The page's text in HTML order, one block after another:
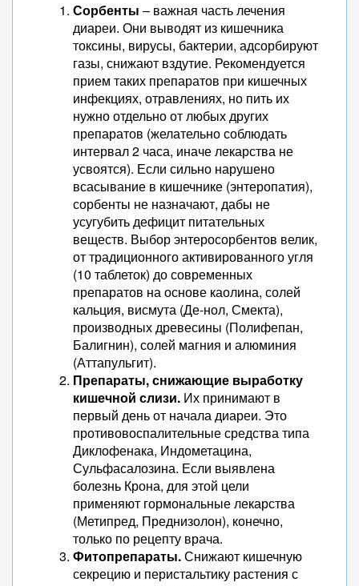
Сорбенты – важная часть лечения
диареи. Они выводят из кишечника
токсины, вирусы, бактерии, адсорбируют
газы, снижают вздутие. Рекомендуется
прием таких препаратов при кишечных
инфекциях, отравлениях, но пить их
нужно отдельно от любых других
препаратов (желательно соблюдать
интервал 2 часа, иначе лекарства не
усвоятся). Если сильно нарушено
всасывание в кишечнике (энтеропатия),
сорбенты не назначают, дабы не
усугубить дефицит питательных
веществ. Выбор энтеросорбентов велик,
от традиционного активированного угля
(10 таблеток) до современных
препаратов на основе каолина, солей
кальция, висмута (Де-нол, Смекта),
производных древесины (Полифепан,
Балигнин), солей магния и алюминия
(Аттапульгит).
Препараты, снижающие выработку
кишечной слизи. Их принимают в
первый день от начала диареи. Это
противовоспалительные средства типа
Диклофенака, Индометацина,
Сульфасалозина. Если выявлена
болезнь Крона, для этой цели
применяют гормональные лекарства
(Метипред, Преднизолон), конечно,
только по рецепту врача.
Фитопрепараты.Снижают кишечную
секрецию и перистальтику растения с